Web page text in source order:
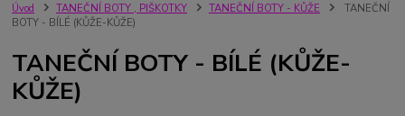
Úvod TANEČNÍ BOTY , PIŠKOTKY TANEČNÍ BOTY - KŮŽE
TANEČNÍ
BOTY - BÍLÉ (KŮŽE-KŮŽE)
TANEČNÍ BOTY - BÍLÉ (KŮŽE-
KŮŽE)